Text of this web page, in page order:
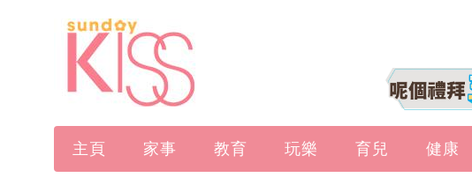
主頁 家事 教育 玩樂 育兒 健康